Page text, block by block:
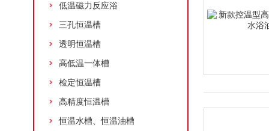
低温磁力反应浴
三孔恒温槽
透明恒温槽
高低温一体槽
检定恒温槽
高精度恒温槽
恒温水槽、恒温油槽